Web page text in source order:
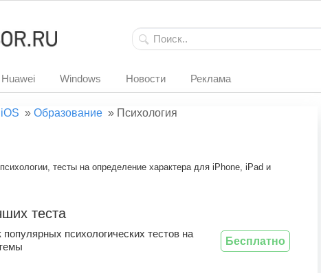
Huawei Windows Новости Реклама
» Образование » Психология
тесты на определение характера для iPhone, iPad и
теста
психологических тестов на
Бесплатно